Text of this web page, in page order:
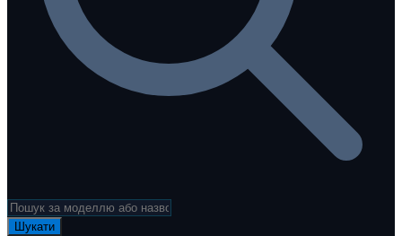
Шукати